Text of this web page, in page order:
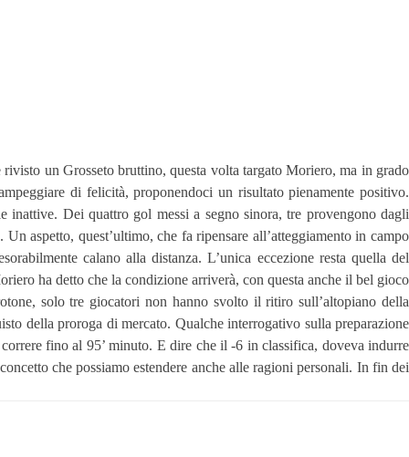
un Grosseto bruttino, questa volta targato Moriero, ma in grado
di felicità, proponendoci un risultato pienamente positivo.
Dei quattro gol messi a segno sinora, tre provengono dagli
aspetto, quest’ultimo, che fa ripensare all’atteggiamento in campo
calano alla distanza. L’unica eccezione resta quella del
ha detto che la condizione arriverà, con questa anche il bel gioco
solo tre giocatori non hanno svolto il ritiro sull’altopiano della
della proroga di mercato. Qualche interrogativo sulla preparazione
fino al 95’ minuto. E dire che il -6 in classifica, doveva indurre
che possiamo estendere anche alle ragioni personali. In fin dei